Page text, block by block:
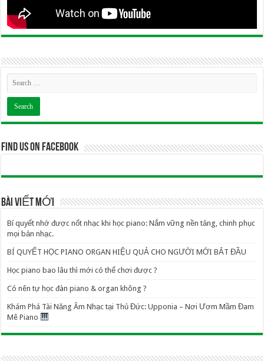
Find us on Facebook
BÀI VIẾT MỚI
Bí quyết nhớ được nốt nhạc khi học piano: Nắm vững nền tảng, chinh phục
mọi bản nhạc.
BÍ QUYẾT HỌC PIANO ORGAN HIỆU QUẢ CHO NGƯỜI MỚI BẮT ĐẦU
Học piano bao lâu thì mới có thể chơi được ?
Có nên tự học đàn piano & organ không ?
Khám Phá Tài Năng Âm Nhạc tại Thủ Đức: Upponia – Nơi Ươm Mầm Đam
Mê Piano